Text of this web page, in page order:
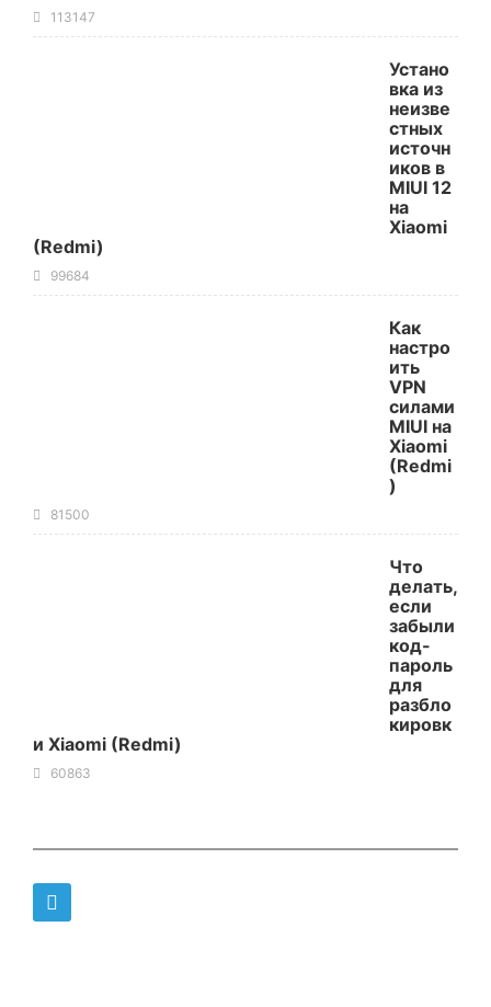
113147
Устано
вка из
неизве
стных
источн
иков в
MIUI 12
на
Xiaomi
(Redmi)
99684
Как
настро
ить
VPN
силами
MIUI на
Xiaomi
(Redmi
)
81500
Что
делать,
если
забыли
код-
пароль
для
разбло
кировк
и Xiaomi (Redmi)
60863